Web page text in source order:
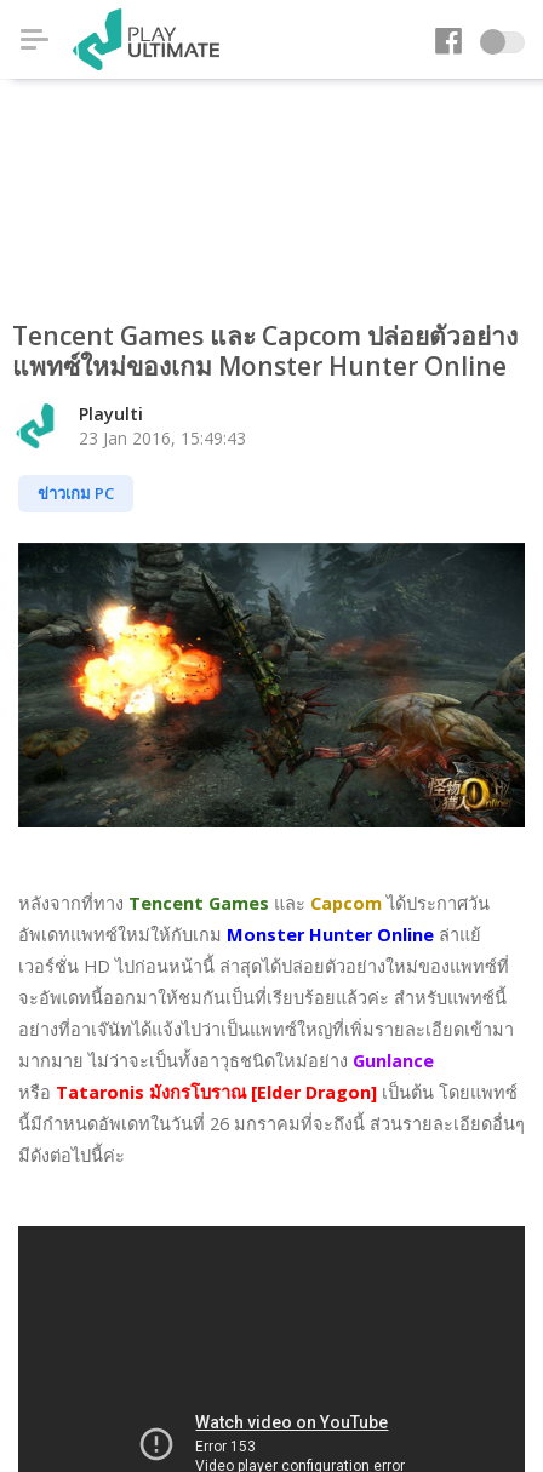
Tencent Games และ Capcom ปล่อยตัวอย่าง
แพทซ์ใหม่ของเกม Monster Hunter Online
Playulti
23 Jan 2016, 15:49:43
ข่าวเกม PC
หลังจากที่ทาง Tencent Games และ Capcomได้ประกาศวัน
อัพเดทแพทซ์ใหม่ให้กับเกม Monster Hunter Online ล่าแย้
เวอร์ชั่น HD ไปก่อนหน้านี้ ล่าสุดได้ปล่อยตัวอย่างใหม่ของแพทซ์ที่
จะอัพเดทนี้ออกมาให้ชมกันเป็นที่เรียบร้อยแล้วค่ะ สำหรับแพทซ์นี้
อย่างที่อาเจ๊นัทได้แจ้งไปว่าเป็นแพทซ์ใหญ่ที่เพิ่มรายละเอียดเข้ามา
มากมาย ไม่ว่าจะเป็นทั้งอาวุธชนิดใหม่อย่าง Gunlance
หรือ Tataronis มังกรโบราณ [Elder Dragon] เป็นต้น โดยแพทซ์
นี้มีกำหนดอัพเดทในวันที่ 26 มกราคมที่จะถึงนี้ ส่วนรายละเอียดอื่นๆ
มีดังต่อไปนี้ค่ะ